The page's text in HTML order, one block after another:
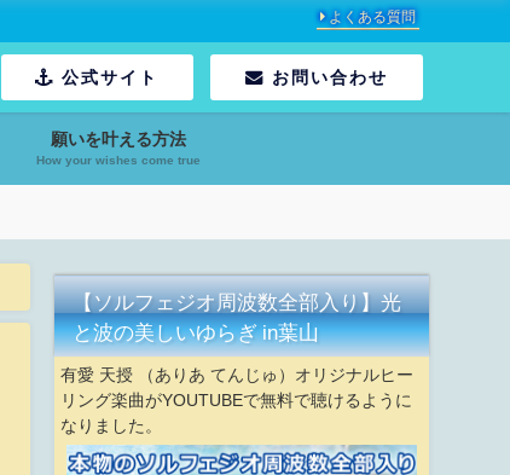
よくある質問
公式サイト お問い合わせ
願いを叶える方法
How your wishes come true
【ソルフェジオ周波数全部入り】光
と波の美しいゆらぎ in葉山
有愛 天授 （ありあ てんじゅ）オリジナルヒー
リング楽曲がYOUTUBEで無料で聴けるように
なりました。